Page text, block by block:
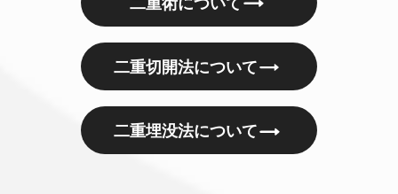
二重切開法について
二重埋没法について